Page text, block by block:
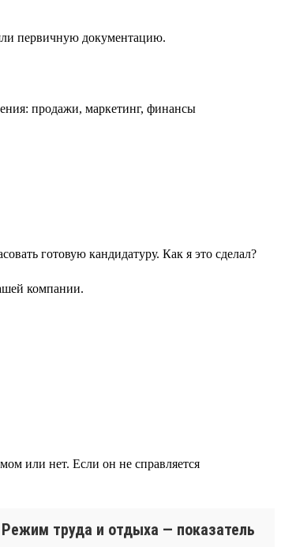
первичную документацию.
продажи, маркетинг, финансы
готовую кандидатуру. Как я это сделал?
компании.
или нет. Если он не справляется
труда и отдыха — показатель